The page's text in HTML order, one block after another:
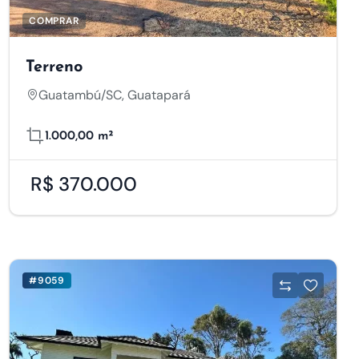
COMPRAR
Terreno
Guatambú/SC, Guatapará
1.000,00 m²
R$ 370.000
#9059
sobre
em 'Aceitar
opcionais
sobre o uso de
Eles não
durante a
a integridade